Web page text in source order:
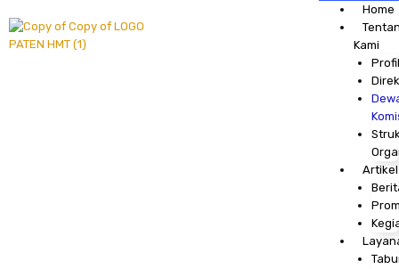
content
Home
Kami
Artikel